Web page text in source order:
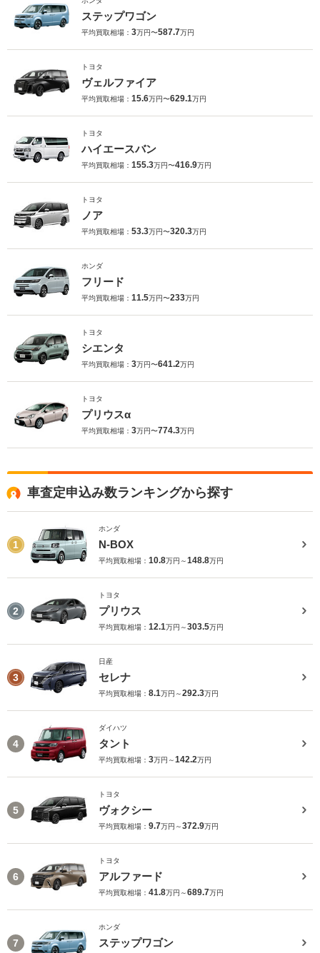
ステップワゴン
平均買取相場： 3万円〜587.7万円
トヨタ
ヴェルファイア
平均買取相場： 15.6万円〜629.1万円
トヨタ
ハイエースバン
平均買取相場： 155.3万円〜416.9万円
トヨタ
ノア
平均買取相場： 53.3万円〜320.3万円
ホンダ
フリード
平均買取相場： 11.5万円〜233万円
トヨタ
シエンタ
平均買取相場： 3万円〜641.2万円
トヨタ
プリウスα
平均買取相場： 3万円〜774.3万円
車査定申込み数ランキングから探す
1
ホンダ
N-BOX
平均買取相場： 10.8万円～148.8万円
2
トヨタ
プリウス
平均買取相場： 12.1万円～303.5万円
3
日産
セレナ
平均買取相場： 8.1万円～292.3万円
4
ダイハツ
タント
平均買取相場： 3万円～142.2万円
5
トヨタ
ヴォクシー
平均買取相場： 9.7万円～372.9万円
6
トヨタ
アルファード
平均買取相場： 41.8万円～689.7万円
7
ホンダ
ステップワゴン